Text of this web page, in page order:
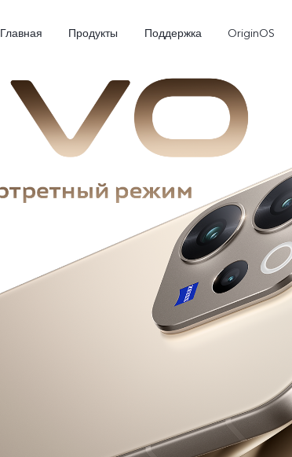
Главная Продукты Поддержка OriginOS
V30 5G V30e 5G Новинка